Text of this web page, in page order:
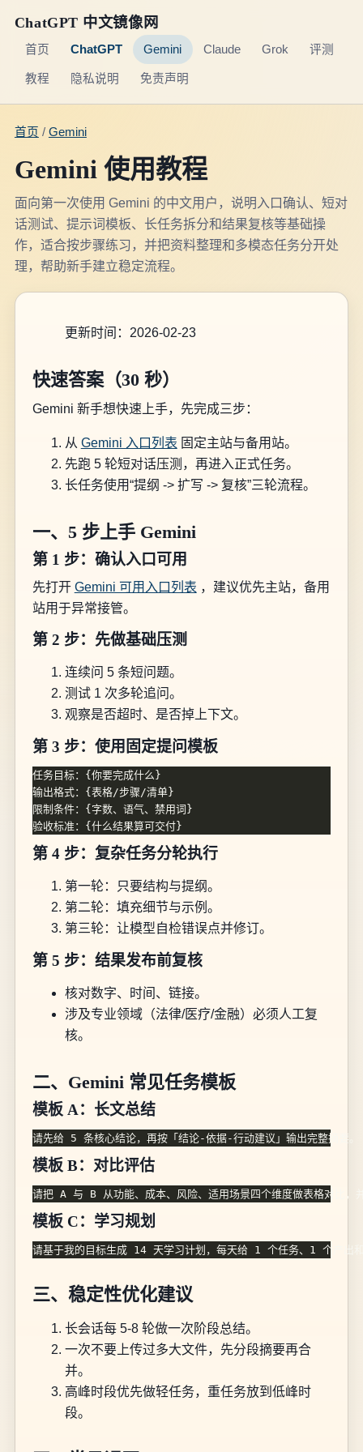
ChatGPT 中文镜像网
首页 ChatGPT Gemini Claude Grok 评测
教程 隐私说明 免责声明
首页 / Gemini
Gemini 使用教程
面向第一次使用 Gemini 的中文用户，说明入口确认、短对
话测试、提示词模板、长任务拆分和结果复核等基础操
作，适合按步骤练习，并把资料整理和多模态任务分开处
理，帮助新手建立稳定流程。
更新时间：2026-02-23
快速答案（30 秒）
Gemini 新手想快速上手，先完成三步：
从 Gemini 入口列表 固定主站与备用站。
先跑 5 轮短对话压测，再进入正式任务。
长任务使用“提纲 -> 扩写 -> 复核”三轮流程。
一、5 步上手 Gemini
第 1 步：确认入口可用
先打开 Gemini 可用入口列表 ，建议优先主站，备用
站用于异常接管。
第 2 步：先做基础压测
连续问 5 条短问题。
测试 1 次多轮追问。
观察是否超时、是否掉上下文。
第 3 步：使用固定提问模板
第 4 步：复杂任务分轮执行
第一轮：只要结构与提纲。
第二轮：填充细节与示例。
第三轮：让模型自检错误点并修订。
第 5 步：结果发布前复核
核对数字、时间、链接。
涉及专业领域（法律/医疗/金融）必须人工复
核。
二、Gemini 常见任务模板
模板 A：长文总结
模板 B：对比评估
模板 C：学习规划
三、稳定性优化建议
长会话每 5-8 轮做一次阶段总结。
一次不要上传过多大文件，先分段摘要再合
并。
高峰时段优先做轻任务，重任务放到低峰时
段。